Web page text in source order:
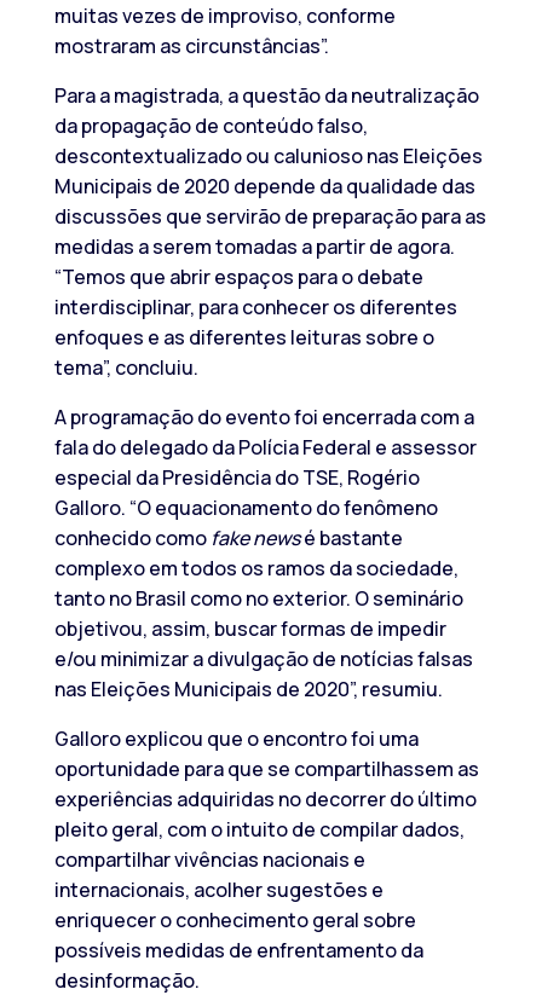
muitas vezes de improviso, conforme
mostraram as circunstâncias”.
Para a magistrada, a questão da neutralização
da propagação de conteúdo falso,
descontextualizado ou calunioso nas Eleições
Municipais de 2020 depende da qualidade das
discussões que servirão de preparação para as
medidas a serem tomadas a partir de agora.
“Temos que abrir espaços para o debate
interdisciplinar, para conhecer os diferentes
enfoques e as diferentes leituras sobre o
tema”, concluiu.
A programação do evento foi encerrada com a
fala do delegado da Polícia Federal e assessor
especial da Presidência do TSE, Rogério
Galloro. “O equacionamento do fenômeno
conhecido como fake newsé bastante
complexo em todos os ramos da sociedade,
tanto no Brasil como no exterior. O seminário
objetivou, assim, buscar formas de impedir
e/ou minimizar a divulgação de notícias falsas
nas Eleições Municipais de 2020”, resumiu.
Galloro explicou que o encontro foi uma
oportunidade para que se compartilhassem as
experiências adquiridas no decorrer do último
pleito geral, com o intuito de compilar dados,
compartilhar vivências nacionais e
internacionais, acolher sugestões e
enriquecer o conhecimento geral sobre
possíveis medidas de enfrentamento da
desinformação.